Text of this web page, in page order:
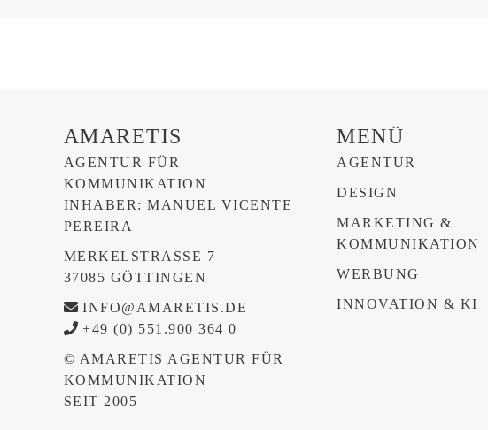
AMARETIS
AGENTUR FÜR
KOMMUNIKATION
INHABER: MANUEL VICENTE
PEREIRA
MERKELSTRASSE 7
37085 GÖTTINGEN
INFO@AMARETIS.DE
+49 (0) 551.900 364 0
© AMARETIS AGENTUR FÜR
KOMMUNIKATION
SEIT 2005
MENÜ
AGENTUR
DESIGN
MARKETING &
KOMMUNIKATION
WERBUNG
INNOVATION & KI